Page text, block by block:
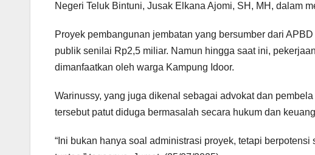
Negeri Teluk Bintuni, Jusak Elkana Ajomi, SH, MH, dalam
Proyek pembangunan jembatan yang bersumber dari
publik senilai Rp2,5 miliar. Namun hingga saat ini,
dimanfaatkan oleh warga Kampung Idoor.
Warinussy, yang juga dikenal sebagai advokat dan
tersebut patut diduga bermasalah secara hukum dan
“Ini bukan hanya soal administrasi proyek, tetapi